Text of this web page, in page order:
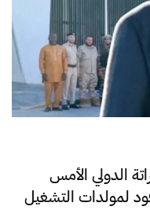
الدولي الأمس
لمولدات التشغيل